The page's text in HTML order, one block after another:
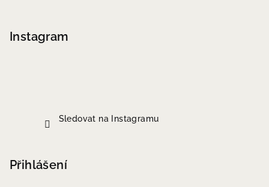
Instagram
Sledovat na Instagramu
Přihlášení